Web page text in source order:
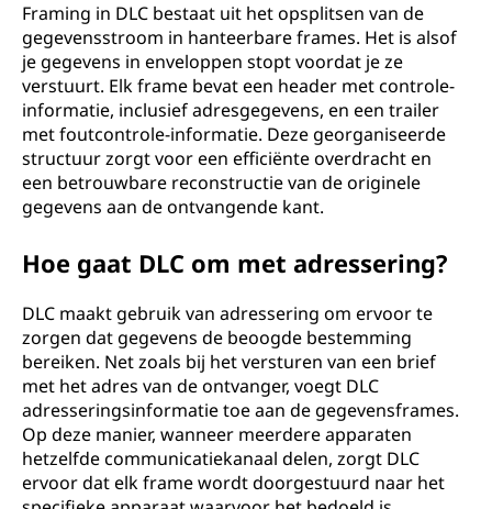
Framing in DLC bestaat uit het opsplitsen van de
gegevensstroom in hanteerbare frames. Het is alsof
je gegevens in enveloppen stopt voordat je ze
verstuurt. Elk frame bevat een header met controle-
informatie, inclusief adresgegevens, en een trailer
met foutcontrole-informatie. Deze georganiseerde
structuur zorgt voor een efficiënte overdracht en
een betrouwbare reconstructie van de originele
gegevens aan de ontvangende kant.
Hoe gaat DLC om met adressering?
DLC maakt gebruik van adressering om ervoor te
zorgen dat gegevens de beoogde bestemming
bereiken. Net zoals bij het versturen van een brief
met het adres van de ontvanger, voegt DLC
adresseringsinformatie toe aan de gegevensframes.
Op deze manier, wanneer meerdere apparaten
hetzelfde communicatiekanaal delen, zorgt DLC
ervoor dat elk frame wordt doorgestuurd naar het